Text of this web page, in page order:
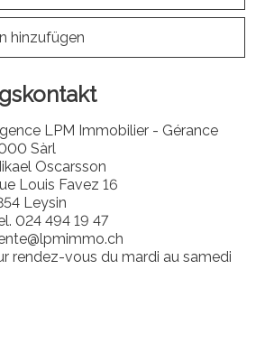
hinzufügen
LPM Immobilier - Gérance
Sàrl
Oscarsson
Louis Favez 16
Leysin
024 494 19 47
rendez-vous du mardi au samedi